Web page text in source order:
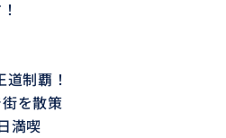
道制覇！
を散策
満喫